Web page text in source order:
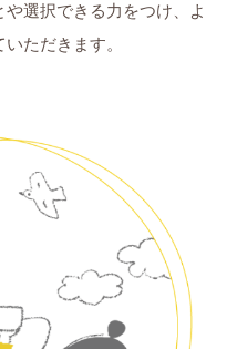
選択できる力をつけ、よ
ただきます。